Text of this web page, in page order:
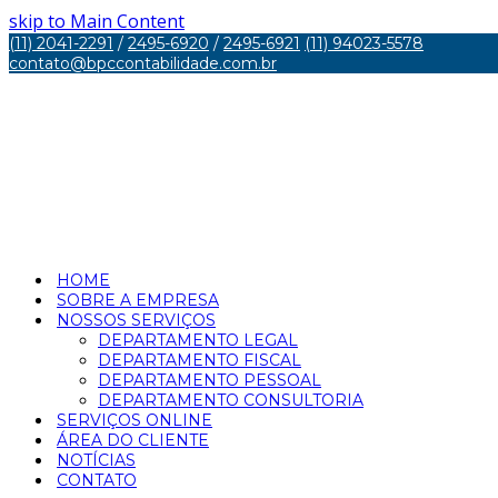
skip to Main Content
(11) 2041-2291 / 2495-6920 / 2495-6921 (11) 94023-5578
contato@bpccontabilidade.com.br
HOME
SOBRE A EMPRESA
NOSSOS SERVIÇOS
DEPARTAMENTO LEGAL
DEPARTAMENTO FISCAL
DEPARTAMENTO PESSOAL
DEPARTAMENTO CONSULTORIA
SERVIÇOS ONLINE
ÁREA DO CLIENTE
NOTÍCIAS
CONTATO